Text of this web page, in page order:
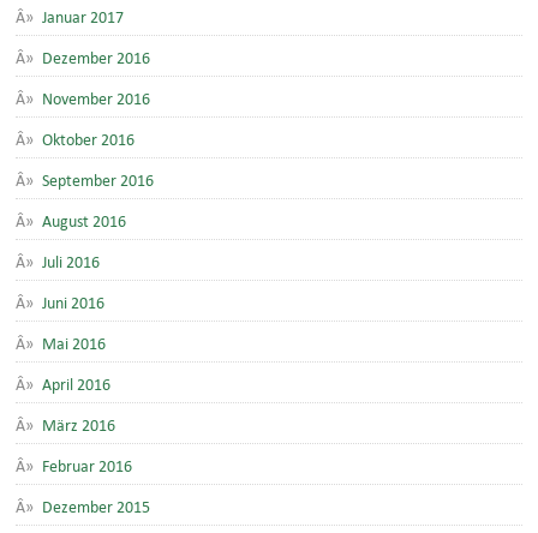
Januar 2017
Dezember 2016
November 2016
Oktober 2016
September 2016
August 2016
Juli 2016
Juni 2016
Mai 2016
April 2016
März 2016
Februar 2016
Dezember 2015